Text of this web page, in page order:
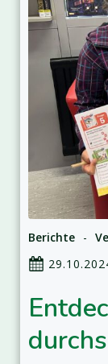
Berichte -